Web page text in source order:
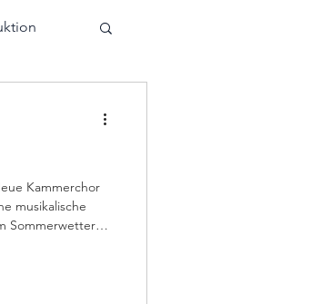
Kammerchor
musikalische
Sommerwetter